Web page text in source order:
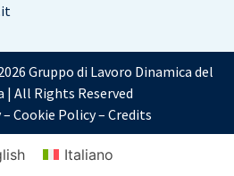
Gruppo di Lavoro Dinamica del
| All Rights Reserved
– Cookie Policy– Credits
Italiano